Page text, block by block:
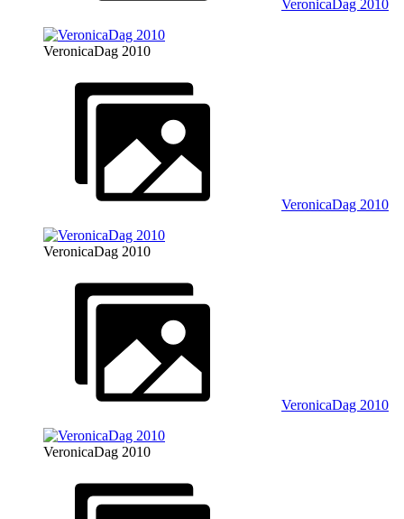
VeronicaDag 2010
VeronicaDag 2010
VeronicaDag 2010
VeronicaDag 2010
VeronicaDag 2010
VeronicaDag 2010